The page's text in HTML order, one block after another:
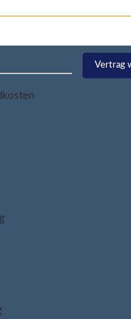
Vertrag